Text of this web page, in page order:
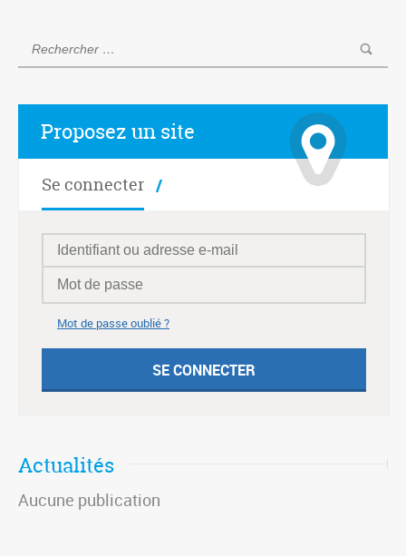
Proposez un site
Se connecter
Mot de passe oublié ?
Actualités
Aucune publication